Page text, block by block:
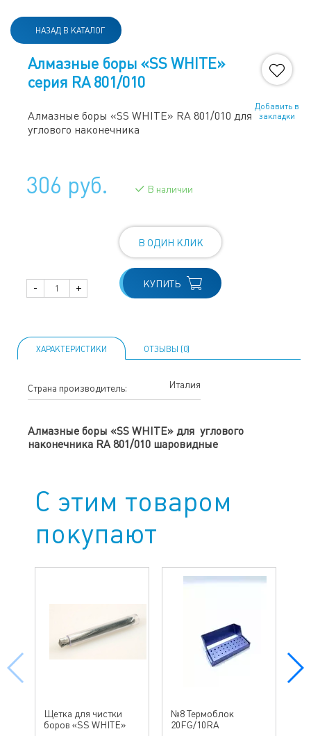
НАЗАД В КАТАЛОГ
Алмазные боры «SS WHITE»
серия RA 801/010
Алмазные боры «SS WHITE» RA 801/010 для
углового наконечника
Добавить в
закладки
306 руб. В наличии
- +
В ОДИН КЛИК
КУПИТЬ
ХАРАКТЕРИСТИКИ ОТЗЫВЫ (0)
Страна производитель: Италия
Алмазные боры «SS WHITE» для углового
наконечника RA 801/010 шаровидные
С этим товаром
покупают
Щетка для чистки
боров «SS WHITE»
№8 Термоблок
20FG/10RA